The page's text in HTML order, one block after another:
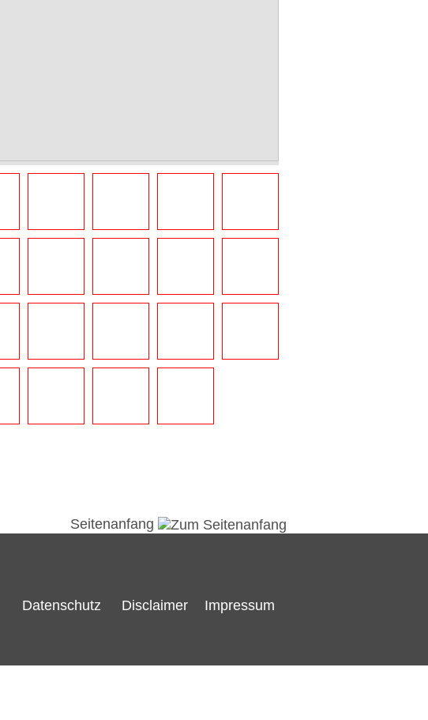
Seitenanfang
Datenschutz Disclaimer Impressum